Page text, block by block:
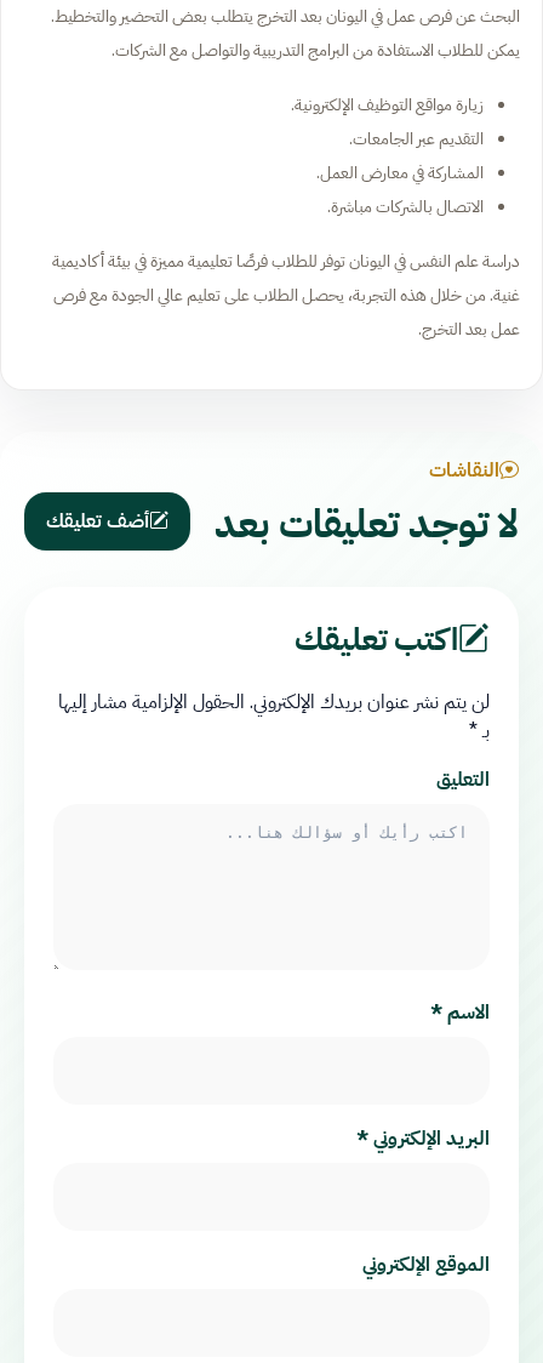
البحث عن فرص عمل في اليونان بعد التخرج يتطلب بعض التحضير والتخطيط.
يمكن للطلاب الاستفادة من البرامج التدريبية والتواصل مع الشركات.
زيارة مواقع التوظيف الإلكترونية.
التقديم عبر الجامعات.
المشاركة في معارض العمل.
الاتصال بالشركات مباشرة.
دراسة علم النفس في اليونان توفر للطلاب فرصًا تعليمية مميزة في بيئة أكاديمية
غنية. من خلال هذه التجربة، يحصل الطلاب على تعليم عالي الجودة مع فرص
عمل بعد التخرج.
النقاشات
لا توجد تعليقات بعد أضف تعليقك
اكتب تعليقك
لن يتم نشر عنوان بريدك الإلكتروني. الحقول الإلزامية مشار إليها
بـ*
التعليق
الاسم*
البريد الإلكتروني*
الموقع الإلكتروني